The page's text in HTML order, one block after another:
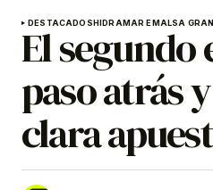
DESTACADOSHIDRAMAR EMALSA
El segundo
paso atrás
clara